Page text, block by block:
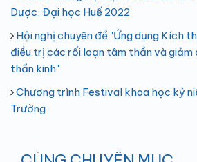
Dược, Đại học Huế 2022
Hội nghị chuyên đề "Ứng dụng Kích
điều trị các rối loạn tâm thần và giảm
thần kinh"
Chương trình Festival khoa học kỷ
Trường